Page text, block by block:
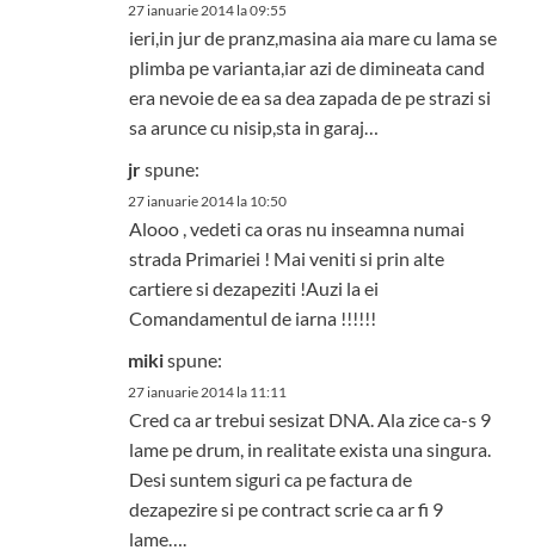
27 ianuarie 2014 la 09:55
ieri,in jur de pranz,masina aia mare cu lama se
plimba pe varianta,iar azi de dimineata cand
era nevoie de ea sa dea zapada de pe strazi si
sa arunce cu nisip,sta in garaj…
jrspune:
27 ianuarie 2014 la 10:50
Alooo , vedeti ca oras nu inseamna numai
strada Primariei ! Mai veniti si prin alte
cartiere si dezapeziti !Auzi la ei
Comandamentul de iarna !!!!!!
mikispune:
27 ianuarie 2014 la 11:11
Cred ca ar trebui sesizat DNA. Ala zice ca-s 9
lame pe drum, in realitate exista una singura.
Desi suntem siguri ca pe factura de
dezapezire si pe contract scrie ca ar fi 9
lame….